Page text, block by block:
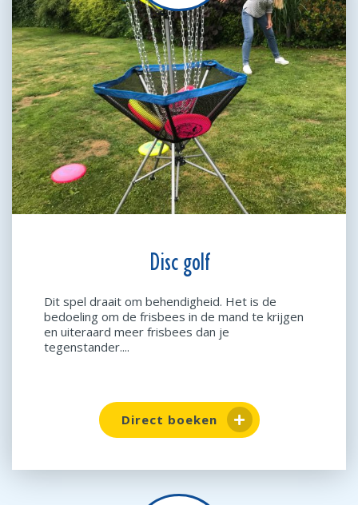
Disc golf
Dit spel draait om behendigheid. Het is de
bedoeling om de frisbees in de mand te krijgen
en uiteraard meer frisbees dan je
tegenstander....
Direct boeken